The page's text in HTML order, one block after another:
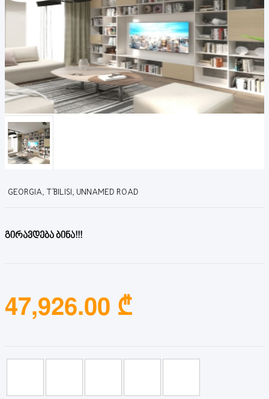
GEORGIA, T'BILISI, UNNAMED ROAD
გირავდება ბინა!!!
47,926.00 ₾